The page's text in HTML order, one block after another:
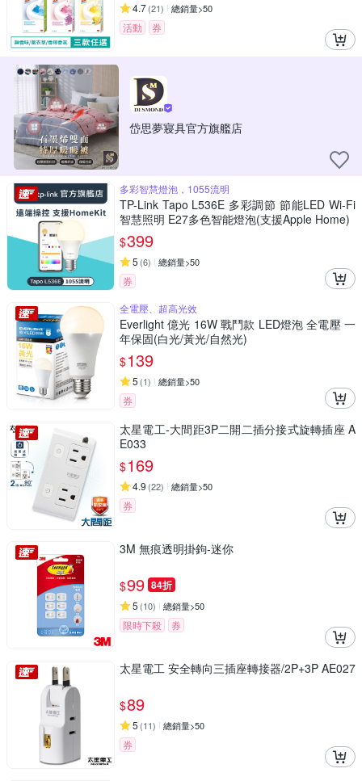
4.7(21) 總銷量>50
活動 券
岱思夢寢具官方旗艦店
多彩智慧燈泡，1055流明
TP-Link Tapo L536E 多彩調節 節能LED Wi-Fi
智慧照明 E27多色智能燈泡(支援Apple Home)
$399
5 (6) 總銷量>50
券
全電壓、超高光效
Everlight 億光 16W 戰鬥款 LED燈泡 全電壓 一
年保固(白光/黃光/自然光)
$139
5 (1) 總銷量>50
券
太星電工-大間距3P二開二插分接式旋轉插座 A
E033
$169
4.9 (22) 總銷量>50
券
3M 無痕透明掛鉤-迷你
$99 84折
5 (10) 總銷量>50
限時下殺 券
太星電工 安全轉向三插座轉接器/2P+3P AE027
$89
5 (11) 總銷量>50
券